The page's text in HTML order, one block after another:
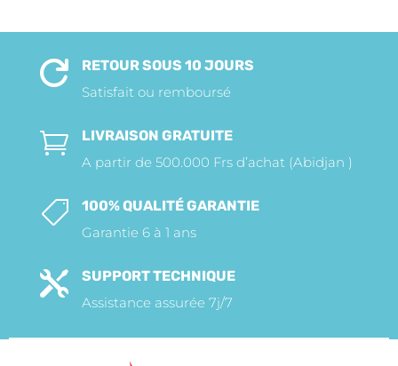

RETOUR SOUS 10 JOURS
Satisfait ou remboursé

LIVRAISON GRATUITE
A partir de 500.000 Frs d’achat (Abidjan )

100% QUALITÉ GARANTIE
Garantie 6 à 1 ans

SUPPORT TECHNIQUE
Assistance assurée 7j/7